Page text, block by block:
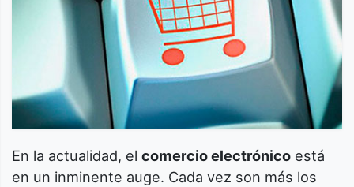
En la actualidad, el comercio electrónico está
en un inminente auge. Cada vez son más los